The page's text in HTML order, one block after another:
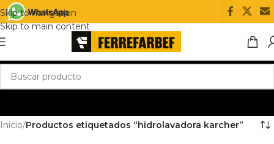
Skip to navigation
Skip to main content
Inicio/Productos etiquetados “hidrolavadora karcher”